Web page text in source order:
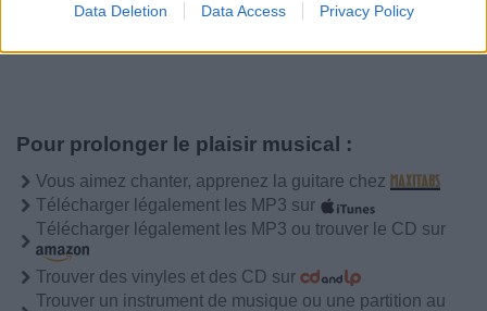
Data Deletion Data Access Privacy Policy
Pour prolonger le plaisir musical :
Vous aimez chanter, apprenez la guitare chez
Télécharger légalement les MP3 sur
Télécharger légalement les MP3 ou trouver le CD sur
Trouver des vinyles et des CD sur
Trouver un instrument de musique ou une partition au